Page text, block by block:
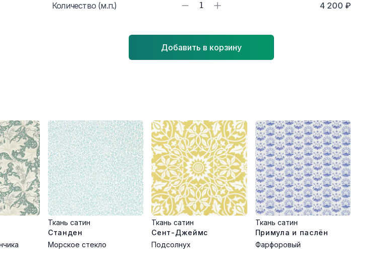
Количество (м.п.) 1 4 200 ₽
Добавить в корзину
Ткань сатин
Станден
Морское стекло
Ткань сатин
Сент-Джеймс
Подсолнух
Ткань сатин
Примула и паслён
Фарфоровый